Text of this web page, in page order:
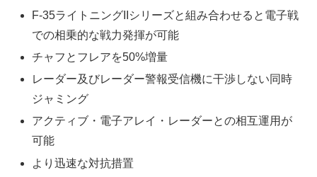
F-35ライトニングIIシリーズと組み合わせると電子戦
での相乗的な戦力発揮が可能
チャフとフレアを50%増量
レーダー及びレーダー警報受信機に干渉しない同時
ジャミング
アクティブ・電子アレイ・レーダーとの相互運用が
可能
より迅速な対抗措置